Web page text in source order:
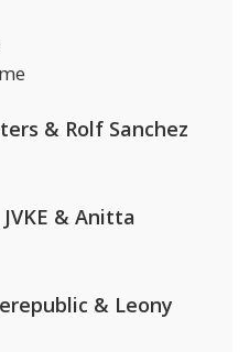
& Rolf Sanchez
& Anitta
& Leony